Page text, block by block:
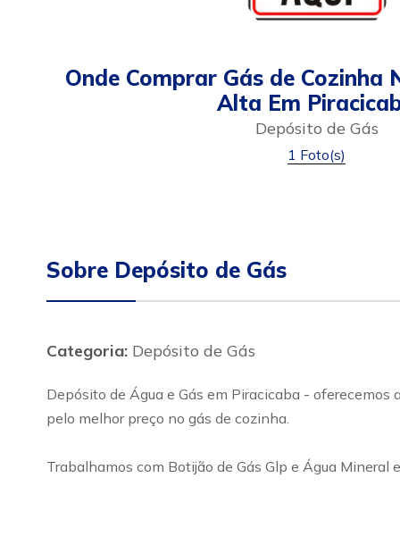
Onde Comprar Gás de Cozinha
Alta Em
Depósito de Gás
1 Foto(s)
Sobre Depósito de Gás
Categoria: Depósito de Gás
Depósito de Água e Gás em Piracicaba -
pelo melhor preço no gás de cozinha.
Trabalhamos com Botijão de Gás Glp e Água